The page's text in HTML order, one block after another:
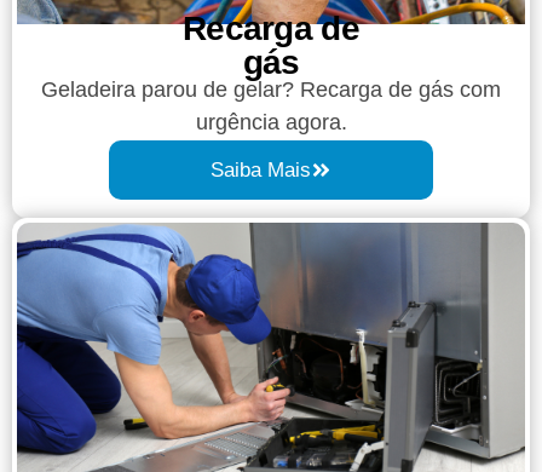
Recarga de
gás
Geladeira parou de gelar? Recarga de gás com
urgência agora.
Saiba Mais